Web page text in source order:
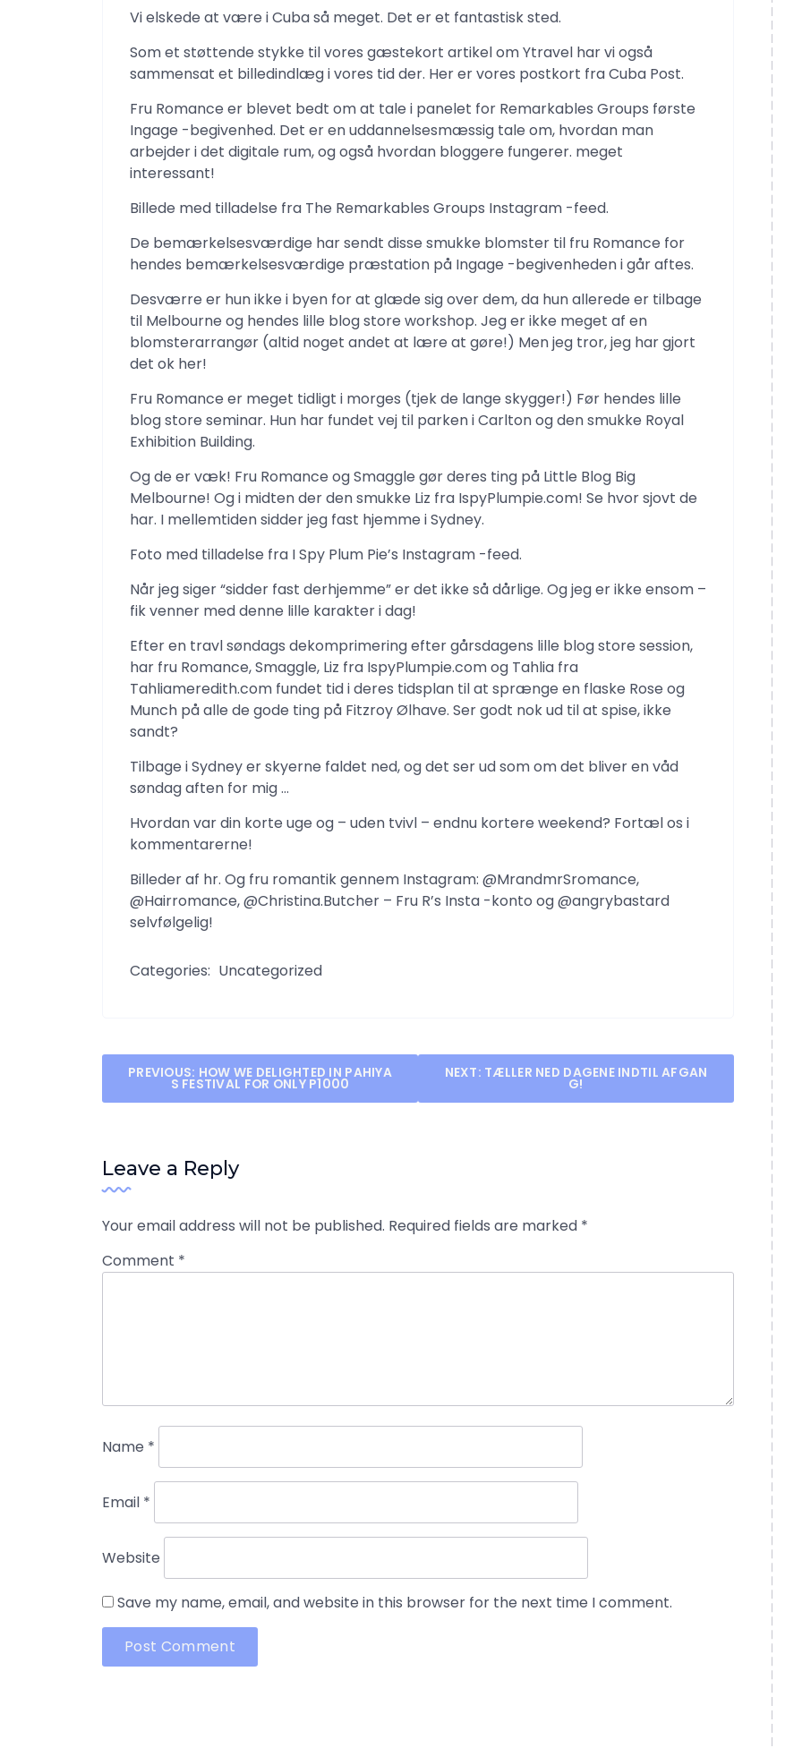
Vi elskede at være i Cuba så meget. Det er et fantastisk sted.
Som et støttende stykke til vores gæstekort artikel om Ytravel har vi også
sammensat et billedindlæg i vores tid der. Her er vores postkort fra Cuba Post.
Fru Romance er blevet bedt om at tale i panelet for Remarkables Groups første
Ingage -begivenhed. Det er en uddannelsesmæssig tale om, hvordan man
arbejder i det digitale rum, og også hvordan bloggere fungerer. meget
interessant!
Billede med tilladelse fra The Remarkables Groups Instagram -feed.
De bemærkelsesværdige har sendt disse smukke blomster til fru Romance for
hendes bemærkelsesværdige præstation på Ingage -begivenheden i går aftes.
Desværre er hun ikke i byen for at glæde sig over dem, da hun allerede er tilbage
til Melbourne og hendes lille blog store workshop. Jeg er ikke meget af en
blomsterarrangør (altid noget andet at lære at gøre!) Men jeg tror, ​​jeg har gjort
det ok her!
Fru Romance er meget tidligt i morges (tjek de lange skygger!) Før hendes lille
blog store seminar. Hun har fundet vej til parken i Carlton og den smukke Royal
Exhibition Building.
Og de er væk! Fru Romance og Smaggle gør deres ting på Little Blog Big
Melbourne! Og i midten der den smukke Liz fra IspyPlumpie.com! Se hvor sjovt de
har. I mellemtiden sidder jeg fast hjemme i Sydney.
Foto med tilladelse fra I Spy Plum Pie’s Instagram -feed.
Når jeg siger “sidder fast derhjemme” er det ikke så dårlige. Og jeg er ikke ensom –
fik venner med denne lille karakter i dag!
Efter en travl søndags dekomprimering efter gårsdagens lille blog store session,
har fru Romance, Smaggle, Liz fra IspyPlumpie.com og Tahlia fra
Tahliameredith.com fundet tid i deres tidsplan til at sprænge en flaske Rose og
Munch på alle de gode ting på Fitzroy Ølhave. Ser godt nok ud til at spise, ikke
sandt?
Tilbage i Sydney er skyerne faldet ned, og det ser ud som om det bliver en våd
søndag aften for mig …
Hvordan var din korte uge og – uden tvivl – endnu kortere weekend? Fortæl os i
kommentarerne!
Billeder af hr. Og fru romantik gennem Instagram: @MrandmrSromance,
@Hairromance, @Christina.Butcher – Fru R’s Insta -konto og @angrybastard
selvfølgelig!
Categories: Uncategorized
Post
PREVIOUS: HOW WE DELIGHTED IN PAHIYA
S FESTIVAL FOR ONLY P1000
NEXT: TÆLLER NED DAGENE INDTIL AFGAN
G!
Leave a Reply
Your email address will not be published. Required fields are marked *
Comment *
Name *
Email *
Website
Save my name, email, and website in this browser for the next time I comment.